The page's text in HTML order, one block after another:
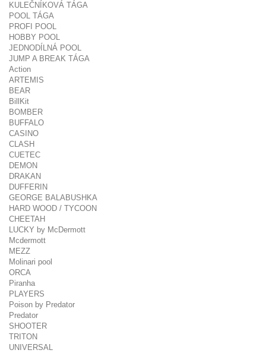
KULEČNÍKOVÁ TÁGA
POOL TÁGA
PROFI POOL
HOBBY POOL
JEDNODÍLNÁ POOL
JUMP A BREAK TÁGA
Action
ARTEMIS
BEAR
BillKit
BOMBER
BUFFALO
CASINO
CLASH
CUETEC
DEMON
DRAKAN
DUFFERIN
GEORGE BALABUSHKA
HARD WOOD / TYCOON
CHEETAH
LUCKY by McDermott
Mcdermott
MEZZ
Molinari pool
ORCA
Piranha
PLAYERS
Poison by Predator
Predator
SHOOTER
TRITON
UNIVERSAL